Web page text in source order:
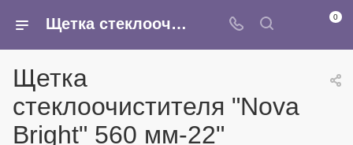
Щетка стеклоочистителя "Nova Bright" 560 мм-22" тефлон, блистер, 1 шт. (47026) /50 - купить в интернет-магазине Армина 0
Щетка
стеклоочистителя "Nova
Bright" 560 мм-22"